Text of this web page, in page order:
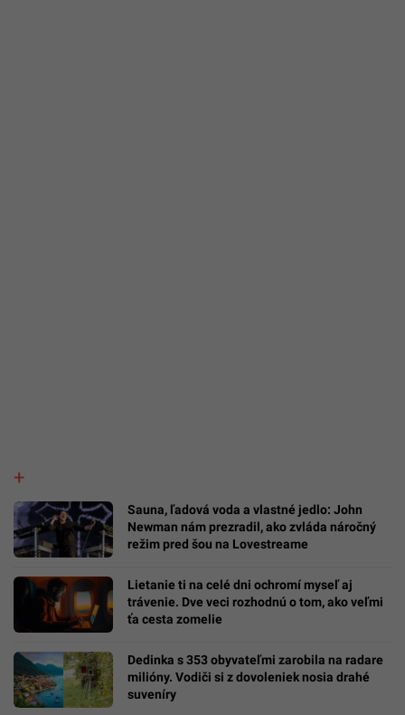
Sauna, ľadová voda a vlastné jedlo: John
Newman nám prezradil, ako zvláda náročný
režim pred šou na Lovestreame
Lietanie ti na celé dni ochromí myseľ aj
trávenie. Dve veci rozhodnú o tom, ako veľmi
ťa cesta zomelie
Dedinka s 353 obyvateľmi zarobila na radare
milióny. Vodiči si z dovoleniek nosia drahé
suveníry